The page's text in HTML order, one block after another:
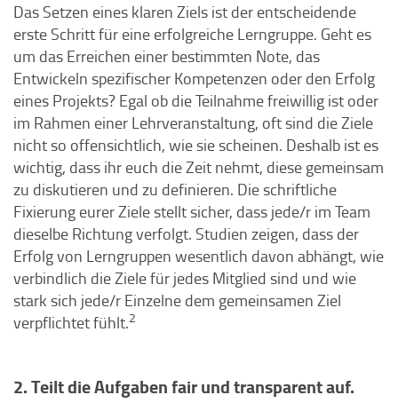
Das Setzen eines klaren Ziels ist der entscheidende
erste Schritt für eine erfolgreiche Lerngruppe. Geht es
um das Erreichen einer bestimmten Note, das
Entwickeln spezifischer Kompetenzen oder den Erfolg
eines Projekts? Egal ob die Teilnahme freiwillig ist oder
im Rahmen einer Lehrveranstaltung, oft sind die Ziele
nicht so offensichtlich, wie sie scheinen. Deshalb ist es
wichtig, dass ihr euch die Zeit nehmt, diese gemeinsam
zu diskutieren und zu definieren. Die schriftliche
Fixierung eurer Ziele stellt sicher, dass jede/r im Team
dieselbe Richtung verfolgt. Studien zeigen, dass der
Erfolg von Lerngruppen wesentlich davon abhängt, wie
verbindlich die Ziele für jedes Mitglied sind und wie
stark sich jede/r Einzelne dem gemeinsamen Ziel
verpflichtet fühlt.2
2. Teilt die Aufgaben fair und transparent auf.